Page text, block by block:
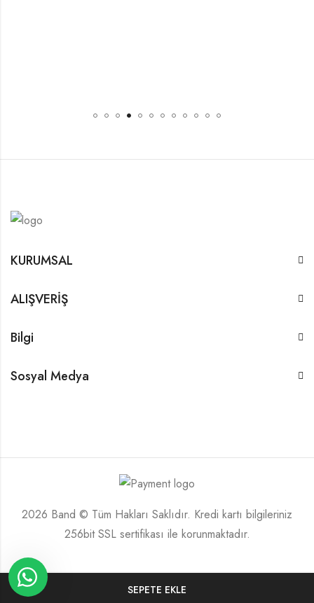
SEPETE EKLE
KURUMSAL
ALIŞVERİŞ
Bilgi
Sosyal Medya
2026 Band © Tüm Hakları Saklıdır. Kredi kartı bilgileriniz
256bit SSL sertifikası ile korunmaktadır.